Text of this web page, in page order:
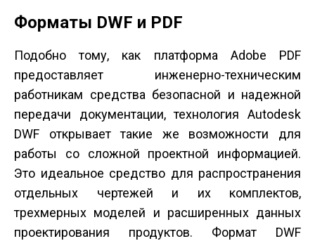
Форматы DWF и PDF
Подобно тому, как платформа Adobe PDF
предоставляет инженерно-техническим
работникам средства безопасной и надежной
передачи документации, технология Autodesk
DWF открывает такие же возможности для
работы со сложной проектной информацией.
Это идеальное средство для распространения
отдельных чертежей и их комплектов,
трехмерных моделей и расширенных данных
проектирования продуктов. Формат DWF